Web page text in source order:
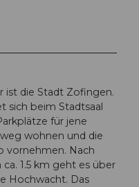
ist die Stadt Zofingen.
sich beim Stadtsaal
für jene
wohnen und die
vornehmen. Nach
1.5 km geht es über
Hochwacht. Das